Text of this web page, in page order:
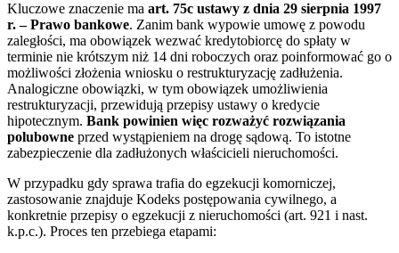
Kluczowe znaczenie ma art. 75c ustawy z dnia 29 sierpnia 1997
r. – Prawo bankowe. Zanim bank wypowie umowę z powodu
zaległości, ma obowiązek wezwać kredytobiorcę do spłaty w
terminie nie krótszym niż 14 dni roboczych oraz poinformować go o
możliwości złożenia wniosku o restrukturyzację zadłużenia.
Analogiczne obowiązki, w tym obowiązek umożliwienia
restrukturyzacji, przewidują przepisy ustawy o kredycie
hipotecznym. Bank powinien więc rozważyć rozwiązania
polubowne przed wystąpieniem na drogę sądową. To istotne
zabezpieczenie dla zadłużonych właścicieli nieruchomości.
W przypadku gdy sprawa trafia do egzekucji komorniczej,
zastosowanie znajduje Kodeks postępowania cywilnego, a
konkretnie przepisy o egzekucji z nieruchomości (art. 921 i nast.
k.p.c.). Proces ten przebiega etapami: